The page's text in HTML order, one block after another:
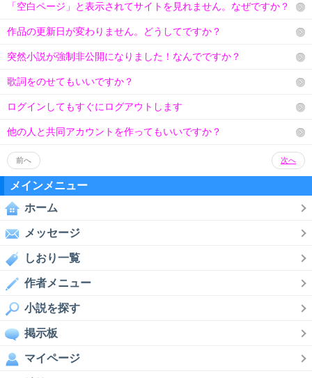
「空白ページ」と表示されてサイトを見れません。なぜですか？
作品の更新日が変わりません。どうしてですか？
突然小説が強制非公開になりました！なんでですか？
歌詞をのせてもいいですか？
ログインしてもすぐにログアウトします
他の人と共同アカウントを作ってもいいですか？
前へ 次へ
メインメニュー
ホーム
メッセージ
しおり一覧
作者メニュー
小説を探す
掲示板
マイページ